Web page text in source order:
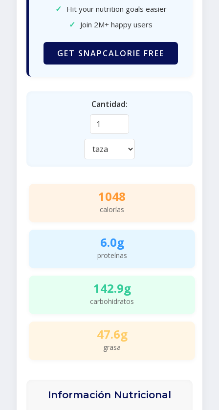
✓ Hit your nutrition goals easier
✓ Join 2M+ happy users
GET SNAPCALORIE FREE
Cantidad:
1048
calorías
6.0g
proteínas
142.9g
carbohidratos
47.6g
grasa
Información Nutricional